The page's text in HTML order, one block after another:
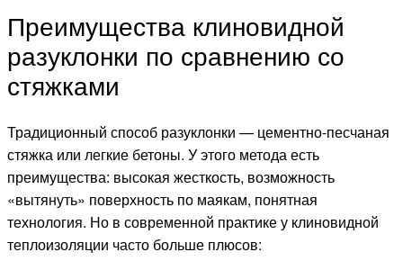
Преимущества клиновидной
разуклонки по сравнению со
стяжками
Традиционный способ разуклонки — цементно-песчаная
стяжка или легкие бетоны. У этого метода есть
преимущества: высокая жесткость, возможность
«вытянуть» поверхность по маякам, понятная
технология. Но в современной практике у клиновидной
теплоизоляции часто больше плюсов: